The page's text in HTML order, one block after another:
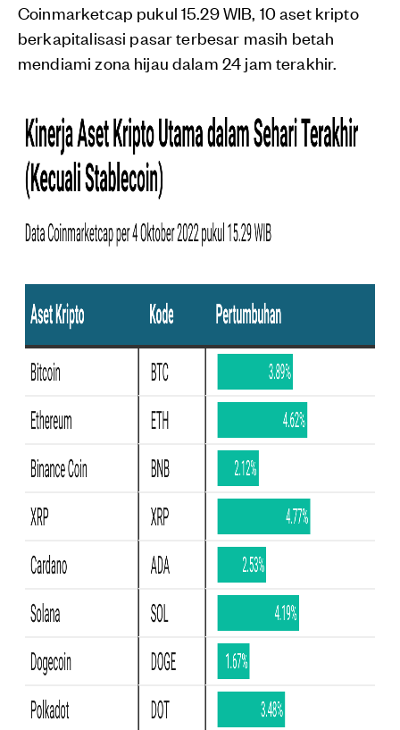
Coinmarketcap pukul 15.29 WIB, 10 aset kripto
berkapitalisasi pasar terbesar masih betah
mendiami zona hijau dalam 24 jam terakhir.